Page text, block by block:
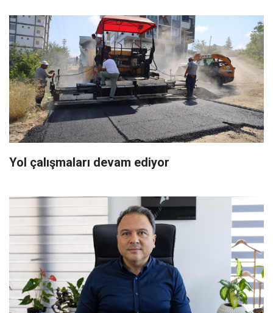
Yol çalışmaları devam ediyor